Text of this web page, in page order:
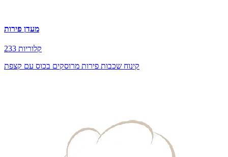
מעדן פירות
233 קלוריות
קינוח שכבות פירות מרוסקים בכוס עם קצפת